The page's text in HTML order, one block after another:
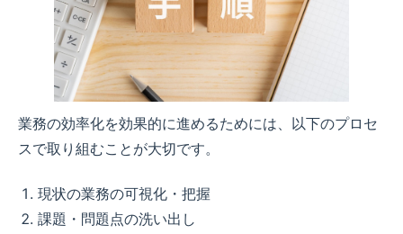
業務の効率化を効果的に進めるためには、以下のプロセ
スで取り組むことが大切です。
現状の業務の可視化・把握
課題・問題点の洗い出し